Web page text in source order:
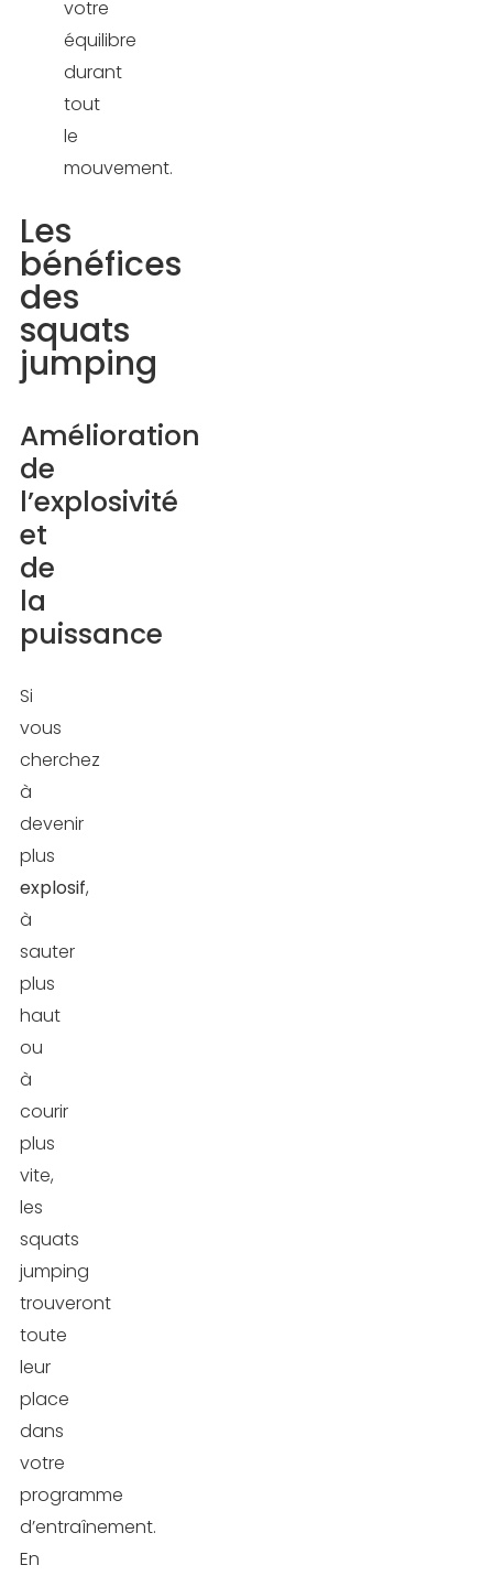
votre
équilibre
durant
tout
le
mouvement.
Les
bénéfices
des
squats
jumping
Amélioration
de
l’explosivité
et
de
la
puissance
Si
vous
cherchez
à
devenir
plus
explosif,
à
sauter
plus
haut
ou
à
courir
plus
vite,
les
squats
jumping
trouveront
toute
leur
place
dans
votre
programme
d’entraînement.
En